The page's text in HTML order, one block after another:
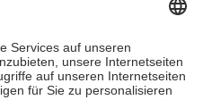
in Höhe von zehn
nie mehr als die tatsächlichen
auch für Online-Apotheken.
beträgt die